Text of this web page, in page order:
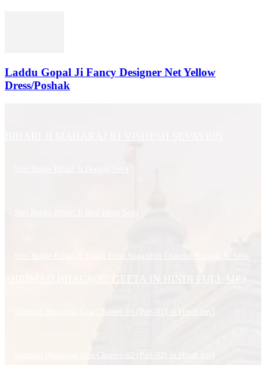
Laddu Gopal Ji Fancy Designer Net Yellow
Dress/Poshak
SHRIMAD BHAGWAT GEETA IN HINDI FULL MP3